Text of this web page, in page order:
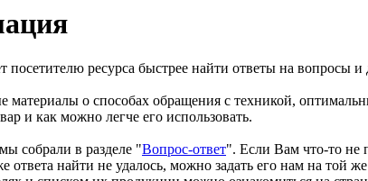
ресурса быстрее найти ответы на вопросы
материалы о способах обращения с техникой,
и как можно легче его использовать.
собрали в разделе "Вопрос-ответ". Если Вам что-то не
найти не удалось, можно задать его нам на той